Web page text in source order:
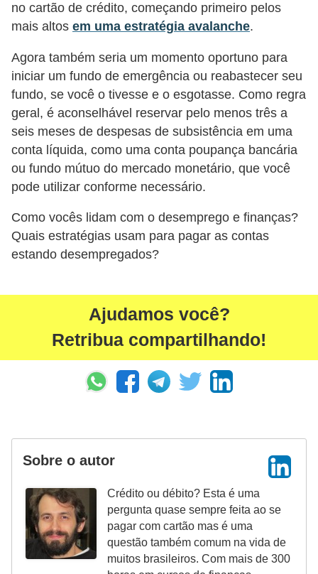
no cartão de crédito, começando primeiro pelos
mais altos em uma estratégia avalanche.
Agora também seria um momento oportuno para
iniciar um fundo de emergência ou reabastecer seu
fundo, se você o tivesse e o esgotasse. Como regra
geral, é aconselhável reservar pelo menos três a
seis meses de despesas de subsistência em uma
conta líquida, como uma conta poupança bancária
ou fundo mútuo do mercado monetário, que você
pode utilizar conforme necessário.
Como vocês lidam com o desemprego e finanças?
Quais estratégias usam para pagar as contas
estando desempregados?
Ajudamos você?
Retribua compartilhando!
Sobre o autor
Crédito ou débito? Esta é uma
pergunta quase sempre feita ao se
pagar com cartão mas é uma
questão também comum na vida de
muitos brasileiros. Com mais de 300